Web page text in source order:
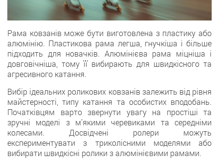
Рама ковзанів може бути виготовлена з пластику або
алюмінію. Пластикова рама легша, гнучкіша і більше
підходить для новачків. Алюмінієва рама міцніша і
довговічніша, тому її вибирають для швидкісного та
агресивного катання.
Вибір ідеальних роликових ковзанів залежить від рівня
майстерності, типу катання та особистих вподобань.
Початківцям варто звернути увагу на простіші та
зручні моделі з м’якими черевиками та середніми
колесами. Досвідчені ролери можуть
експериментувати з триколісними моделями або
вибирати швидкісні ролики з алюмінієвими рамами.